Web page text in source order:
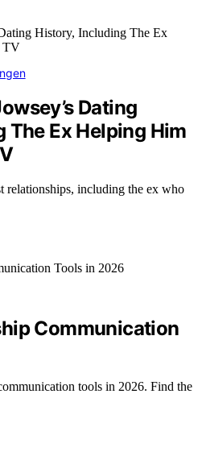
Dating
The Ex Helping Him
relationships, including the ex who
Communication
tools in 2026. Find the